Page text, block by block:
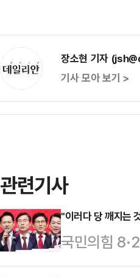
장소현 기자
기사 모아 보기 >
관련기사
"이러다 당 깨지는
국민의힘
격화되는 모